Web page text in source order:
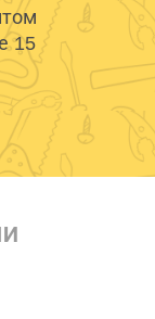
15